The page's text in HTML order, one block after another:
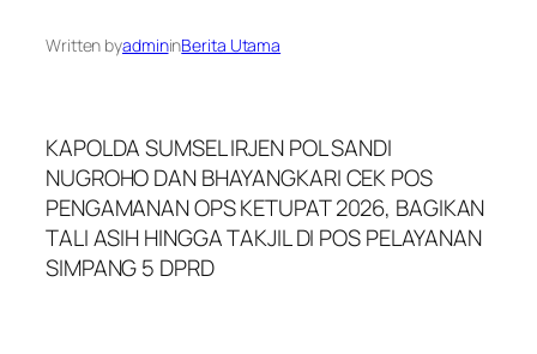
Written byadmininBerita Utama
KAPOLDA SUMSEL IRJEN POL SANDI
NUGROHO DAN BHAYANGKARI CEK POS
PENGAMANAN OPS KETUPAT 2026, BAGIKAN
TALI ASIH HINGGA TAKJIL DI POS PELAYANAN
SIMPANG 5 DPRD